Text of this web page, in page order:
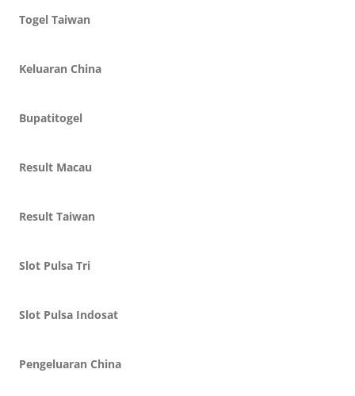
Togel Taiwan
Keluaran China
Bupatitogel
Result Macau
Result Taiwan
Slot Pulsa Tri
Slot Pulsa Indosat
Pengeluaran China